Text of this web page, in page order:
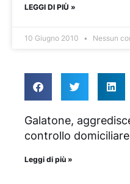
LEGGI DI PIÙ »
10 Giugno 2010 Nessun
Galatone,
controllo
Leggi di più »